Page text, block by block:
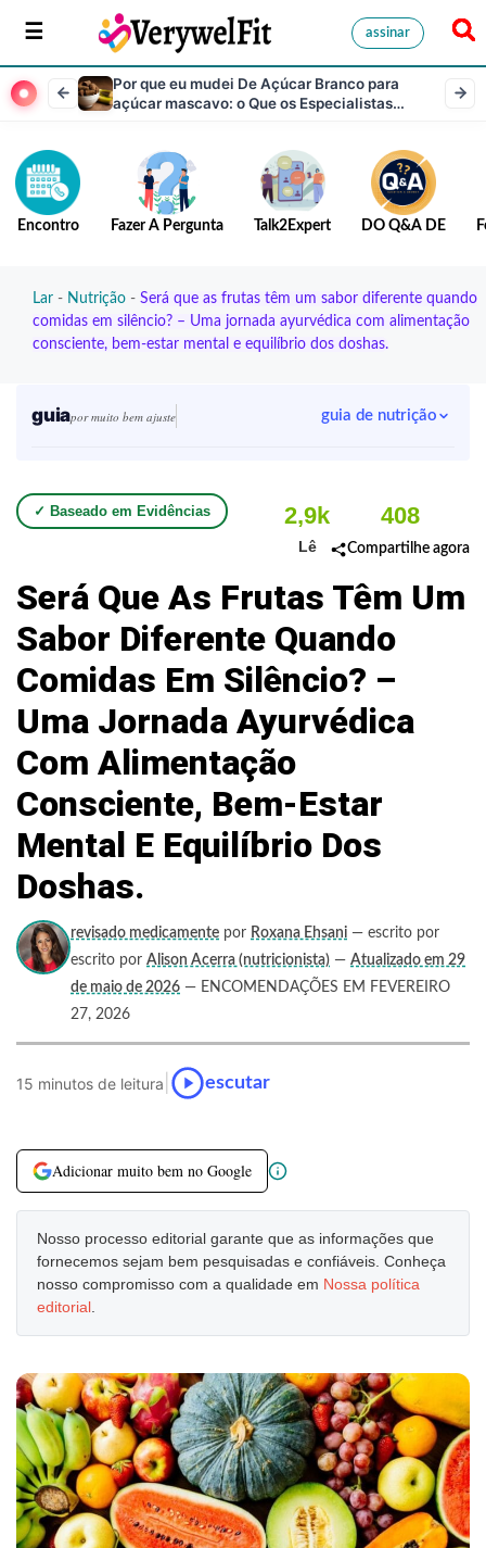
assinar
Por que eu mudei De Açúcar Branco para
açúcar mascavo: o Que os Especialistas
Encontro Fazer A Pergunta Talk2Expert DO Q&A DE
Lar - Nutrição - Será que as frutas têm um sabor diferente quando
comidas em silêncio? – Uma jornada ayurvédica com alimentação
consciente, bem-estar mental e equilíbrio dos doshas.
guiapor muito bem ajuste guia de nutrição
✓ Baseado em Evidências 2,9k
Lê
408
Compartilhe agora
Será Que As Frutas Têm Um
Sabor Diferente Quando
Comidas Em Silêncio? –
Uma Jornada Ayurvédica
Com Alimentação
Consciente, Bem-Estar
Mental E Equilíbrio Dos
Doshas.
revisado medicamente por Roxana Ehsani — escrito por
escrito por Alison Acerra (nutricionista) — Atualizado em 29
de maio de 2026 — ENCOMENDAÇÕES EM FEVEREIRO
27, 2026
15 minutos de leitura escutar
Adicionar muito bem no Google
Nosso processo editorial garante que as informações que
fornecemos sejam bem pesquisadas e confiáveis. Conheça
nosso compromisso com a qualidade em Nossa política
editorial